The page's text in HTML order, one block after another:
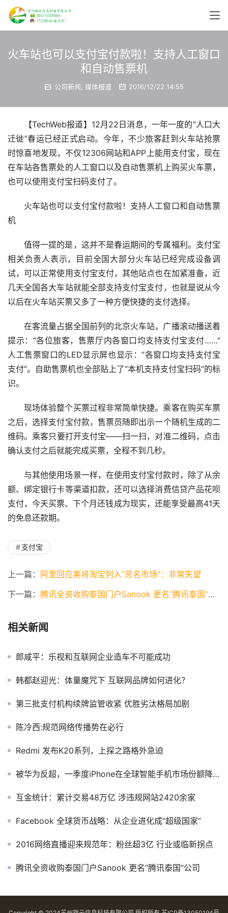
火车站也可以支付宝付款啦！支持人工窗口
和自动售票机
公司新闻 媒体报道 2016/12/22 14:55
【TechWeb报道】12月22日消息，一年一度的“人口大
迁徙”春运已经正式启动。今年，不少旅客赶到火车站抢票
时惊喜地发现，不仅12306网站和APP上能用支付宝，现在
在车站各售票处的人工窗口以及自动售票机上购买火车票，
也可以使用支付宝扫码支付了。
火车站也可以支付宝付款啦！支持人工窗口和自动售票
机
值得一提的是，这并不是春运期间的专属福利。支付宝
相关负责人表示，目前全国大部分火车站已经完成设备调
试，可以正常使用支付宝支付，其他站点也在加紧准备，近
几天全国各大车站就能全部支持支付宝支付，也就是说从今
以后在火车站买票又多了一种方便快捷的支付选择。
在客流量占据全国前列的北京火车站，广播滚动播送着
提示：“各位旅客，售票厅内各窗口均支持支付宝支付……”
人工售票窗口的LED显示屏也显示：“各窗口均支持支付宝
支付”。自助售票机也全部贴上了“本机支持支付宝扫码”的标
识。
现场体验整个买票过程非常简单快捷。乘客在购买车票
之后，选择支付宝付款，售票员随即出示一个随机生成的二
维码。乘客只要打开支付宝——扫一扫，对准二维码，点击
确认支付之后就能完成买票，全程不到几秒。
与其他使用场景一样，在使用支付宝付款时，除了从余
额、绑定银行卡等渠道扣款，还可以选择消费信贷产品花呗
支付，今天买票、下个月还钱成为现实，还能享受最高41天
的免息还款期。
支付宝
上一篇： 阿里回应美将淘宝列入“恶名市场”：非常失望
下一篇： 腾讯全资收购泰国门户Sanook 更名“腾讯泰国”公司
相关新闻
郎咸平：乐视和互联网企业造车不可能成功
韩都赵迎光：体量魔咒下 互联网品牌如何进化？
第三批支付机构续牌监管收紧 优胜劣汰格局加剧
陈冷西:规范网络传播势在必行
Redmi 发布K20系列，上探之路格外急迫
被华为反超，一季度iPhone在全球智能手机市场份额降至第三
互金统计：累计交易48万亿 涉违规网站2420余家
Facebook 全球货币战略：从企业进化成“超级国家”
2016网络直播迎来规范年：粉丝超3亿 行业或临新拐点
腾讯全资收购泰国门户Sanook 更名“腾讯泰国”公司